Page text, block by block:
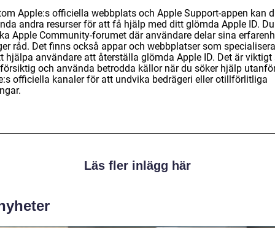
Apple:s officiella webbplats och Apple Support-appen kan
andra resurser för att få hjälp med ditt glömda Apple ID.
Apple Community-forumet där användare delar sina
råd. Det finns också appar och webbplatser som
hjälpa användare att återställa glömda Apple ID. Det är viktigt
och använda betrodda källor när du söker hjälp
officiella kanaler för att undvika bedrägeri eller otillförlitliga
Läs fler inlägg här